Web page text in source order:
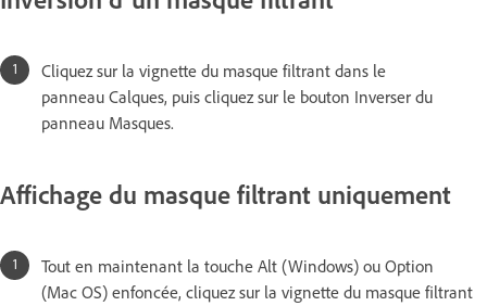
Cliquez sur la vignette du masque filtrant dans le
panneau Calques, puis cliquez sur le bouton Inverser du
panneau Masques.
Affichage du masque filtrant uniquement
Tout en maintenant la touche Alt (Windows) ou Option
(Mac OS) enfoncée, cliquez sur la vignette du masque filtrant